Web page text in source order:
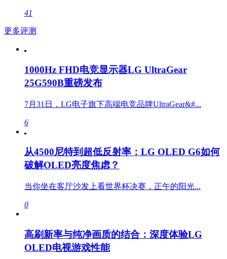
41
更多评测
1000Hz FHD电竞显示器LG UltraGear
25G590B重磅发布
7月31日，LG电子旗下高端电竞品牌UltraGear&#...
6
从4500尼特到超低反射率：LG OLED G6如何
破解OLED亮度焦虑？
当你坐在客厅沙发上看世界杯决赛，正午的阳光...
0
高刷新率与纯净画质的结合：深度体验LG
OLED电视游戏性能